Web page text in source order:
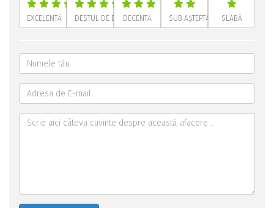
EXCELENTĂ DESTUL DE BUNĂDECENTĂ SUB AȘTEPTĂRI SLABĂ